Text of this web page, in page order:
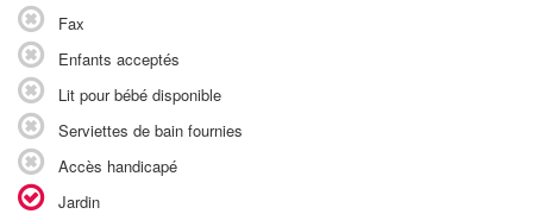
Fax
Enfants acceptés
Lit pour bébé disponible
Serviettes de bain fournies
Accès handicapé
Jardin